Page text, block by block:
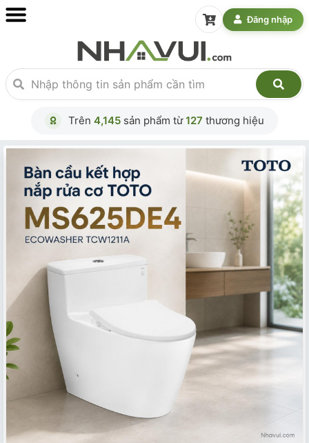
Đăng nhập
Trên 4,145 sản phẩm từ127 thương hiệu